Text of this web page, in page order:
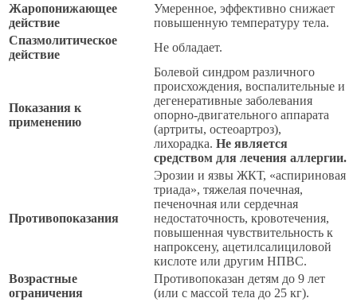
Жаропонижающее
действие
Умеренное, эффективно снижает
повышенную температуру тела.
Спазмолитическое
действие
Не обладает.
Показания к
применению
Болевой синдром различного
происхождения, воспалительные и
дегенеративные заболевания
опорно-двигательного аппарата
(артриты, остеоартроз),
лихорадка. Не является
средством для лечения аллергии.
Противопоказания
Эрозии и язвы ЖКТ, «аспириновая
триада», тяжелая почечная,
печеночная или сердечная
недостаточность, кровотечения,
повышенная чувствительность к
напроксену, ацетилсалициловой
кислоте или другим НПВС.
Возрастные
ограничения
Противопоказан детям до 9 лет
(или с массой тела до 25 кг).